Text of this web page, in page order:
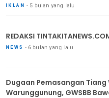
IKLAN 5 bulan yang lalu
REDAKSI
NEWS 6 bulan yang lalu
Dugaan Pemasangan Tiang
Warunggunung, GWSBB